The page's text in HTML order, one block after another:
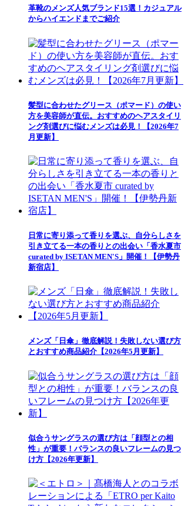
革靴のメンズ人気ブランド15選！カジュアル
からハイエンドまでご紹介
髪型に合わせたグリース（ポマード）の使い
方を美容師が直伝。おすすめのヘアスタイリ
ング剤選びに悩むメンズは必見！【2026年7
月更新】
日常に寄り添って香りを選ぶ、自分らしさを
引き立てる一本の香りとの出会い「香水夏市
curated by ISETAN MEN'S」開催！【伊勢丹
新宿店】
メンズ「日傘」徹底解説！失敗しない選び方
とおすすめ商品紹介【2026年5月更新】
似合うサングラスの選び方は「顔型との相
性」が重要！バランスの良いフレームの見つ
け方【2026年更新】